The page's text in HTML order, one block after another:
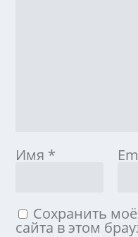
Имя *
Сохранить
сайта в этом